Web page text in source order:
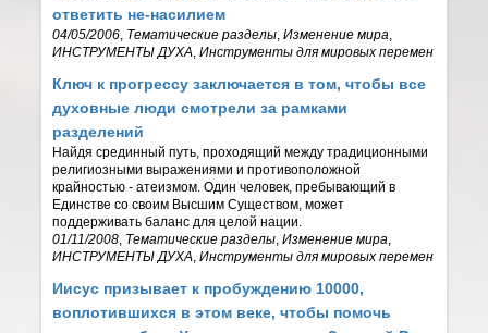
ответить не-насилием
04/05/2006 Тематические разделы ,Изменение мира
ИНСТРУМЕНТЫ ДУХА ,Инструменты для мировых перемен
Ключ к прогрессу заключается в том, чтобы все
духовные люди смотрели за рамками
разделений
Найдя срединный путь, проходящий между традиционными
религиозными выражениями и противоположной
крайностью - атеизмом. Один человек, пребывающий в
Единстве со своим Высшим Существом, может
поддерживать баланс для целой нации.
01/11/2008 Тематические разделы ,Изменение мира
ИНСТРУМЕНТЫ ДУХА ,Инструменты для мировых перемен
Иисус призывает к пробуждению 10000,
воплотившихся в этом веке, чтобы помочь